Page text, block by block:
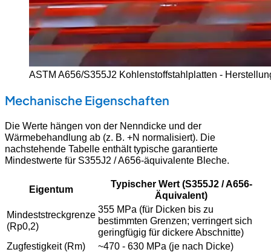
ASTM A656/S355J2 Kohlenstoffstahlplatten -
Mechanische Eigenschaften
Die Werte hängen von der Nenndicke und der
Wärmebehandlung ab (z. B. +N normalisiert). Die
nachstehende Tabelle enthält typische garantierte
Mindestwerte für S355J2 / A656-äquivalente Bleche.
Eigentum
Typischer Wert (S355J2 / A656-
Äquivalent)
Mindeststreckgrenze
(Rp0,2)
355 MPa (für Dicken bis zu
bestimmten Grenzen; verringert sich
geringfügig für dickere Abschnitte)
Zugfestigkeit (Rm)
~470 - 630 MPa (je nach Dicke)